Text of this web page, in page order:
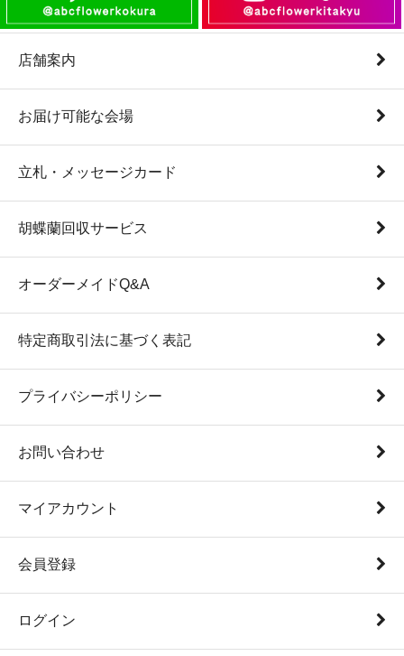
店舗案内
お届け可能な会場
立札・メッセージカード
胡蝶蘭回収サービス
オーダーメイドQ&A
特定商取引法に基づく表記
プライバシーポリシー
お問い合わせ
マイアカウント
会員登録
ログイン